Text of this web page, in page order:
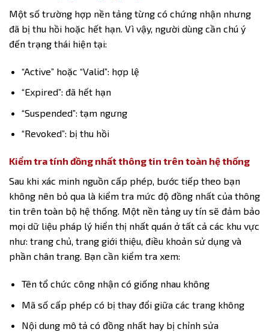
Một số trường hợp nền tảng từng có chứng nhận nhưng
đã bị thu hồi hoặc hết hạn. Vì vậy, người dùng cần chú ý
đến trạng thái hiện tại:
“Active” hoặc “Valid”: hợp lệ
“Expired”: đã hết hạn
“Suspended”: tạm ngưng
“Revoked”: bị thu hồi
Kiểm tra tính đồng nhất thông tin trên toàn hệ thống
Sau khi xác minh nguồn cấp phép, bước tiếp theo bạn
không nên bỏ qua là kiểm tra mức độ đồng nhất của thông
tin trên toàn bộ hệ thống. Một nền tảng uy tín sẽ đảm bảo
mọi dữ liệu pháp lý hiển thị nhất quán ở tất cả các khu vực
như: trang chủ, trang giới thiệu, điều khoản sử dụng và
phần chân trang. Bạn cần kiểm tra xem:
Tên tổ chức công nhận có giống nhau không
Mã số cấp phép có bị thay đổi giữa các trang không
Nội dung mô tả có đồng nhất hay bị chỉnh sửa